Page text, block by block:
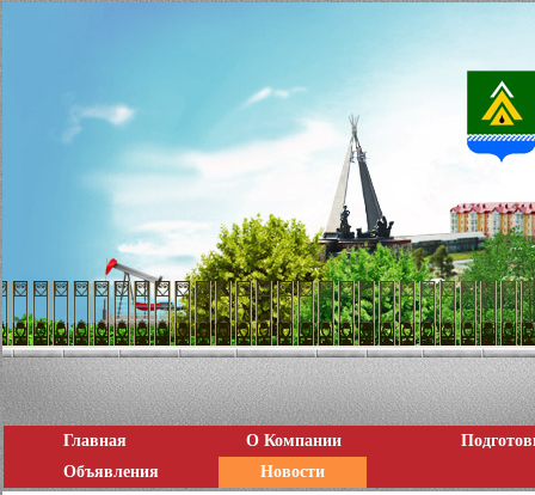
Главная О Компании
Объявления
Новости